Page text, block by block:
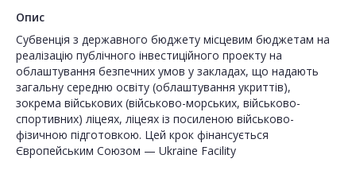
Опис
Субвенція з державного бюджету місцевим бюджетам на
реалізацію публічного інвестиційного проекту на
облаштування безпечних умов у закладах, що надають
загальну середню освіту (облаштування укриттів),
зокрема військових (військово-морських, військово-
спортивних) ліцеях, ліцеях із посиленою військово-
фізичною підготовкою. Цей крок фінансується
Європейським Союзом — Ukraine Facility